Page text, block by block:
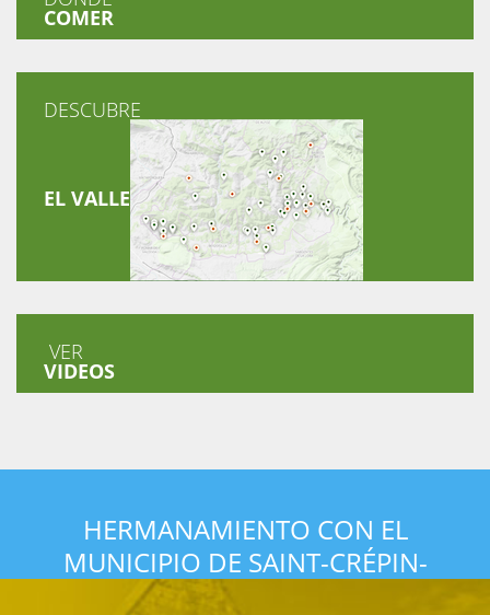
COMER
DESCUBRE
EL VALLE
VER
VIDEOS
HERMANAMIENTO CON EL
MUNICIPIO DE SAINT-CRÉPIN-
D'AUBEROCHE